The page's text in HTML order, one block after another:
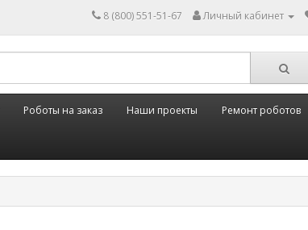
8 (800) 551-51-67 Личный кабинет
Роботы на заказ Наши проекты Ремонт роботов